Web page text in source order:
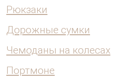
Рюкзаки
Дорожные сумки
Чемоданы на колесах
Портмоне